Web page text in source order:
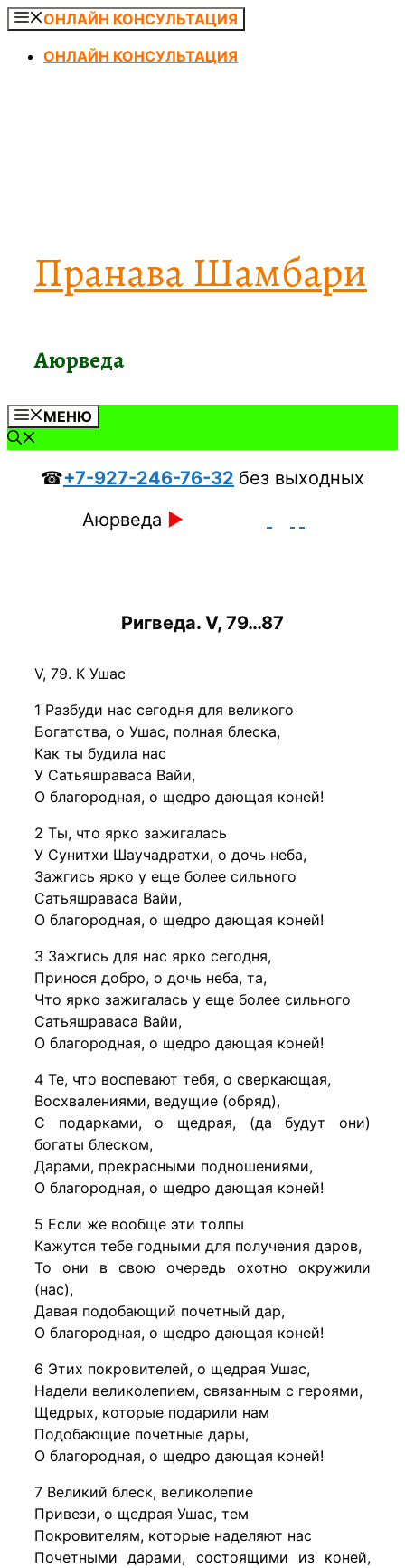
Перейти
содержимому
ОНЛАЙН КОНСУЛЬТАЦИЯ
ОНЛАЙН КОНСУЛЬТАЦИЯ
Пранава Шамбари
Аюрведа
МЕНЮ
☎+7-927-246-76-32 без выходных
Аюрведа ►
Ригведа. V, 79…87
V, 79. К Ушас
1 Разбуди нас сегодня для великого
Богатства, о Ушас, полная блеска,
Как ты будила нас
У Сатьяшраваса Вайи,
О благородная, о щедро дающая коней!
2 Ты, что ярко зажигалась
У Сунитхи Шаучадратхи, о дочь неба,
Зажгись ярко у еще более сильного
Сатьяшраваса Вайи,
О благородная, о щедро дающая коней!
3 Зажгись для нас ярко сегодня,
Принося добро, о дочь неба, та,
Что ярко зажигалась у еще более сильного
Сатьяшраваса Вайи,
О благородная, о щедро дающая коней!
4 Те, что воспевают тебя, о сверкающая,
Восхвалениями, ведущие (обряд),
С подарками, о щедрая, (да будут они)
богаты блеском,
Дарами, прекрасными подношениями,
О благородная, о щедро дающая коней!
5 Если же вообще эти толпы
Кажутся тебе годными для получения даров,
То они в свою очередь охотно окружили
(нас),
Давая подобающий почетный дар,
О благородная, о щедро дающая коней!
6 Этих покровителей, о щедрая Ушас,
Надели великолепием, связанным с героями,
Щедрых, которые подарили нам
Подобающие почетные дары,
О благородная, о щедро дающая коней!
7 Великий блеск, великолепие
Привези, о щедрая Ушас, тем
Покровителям, которые наделяют нас
Почетными дарами, состоящими из коней,